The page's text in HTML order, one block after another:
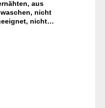
aus
nicht
nicht